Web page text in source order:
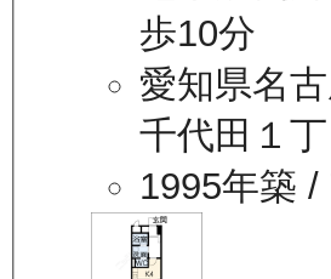
歩10分
愛知県名
千代田１丁
1995年築 /